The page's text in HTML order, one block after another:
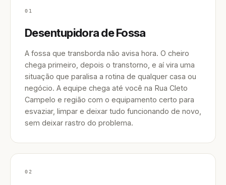
01
Desentupidora de Fossa
A fossa que transborda não avisa hora. O cheiro
chega primeiro, depois o transtorno, e aí vira uma
situação que paralisa a rotina de qualquer casa ou
negócio. A equipe chega até você na Rua Cleto
Campelo e região com o equipamento certo para
esvaziar, limpar e deixar tudo funcionando de novo,
sem deixar rastro do problema.
02